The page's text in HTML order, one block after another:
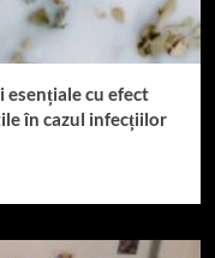
esențiale cu efect
în cazul infecțiilor